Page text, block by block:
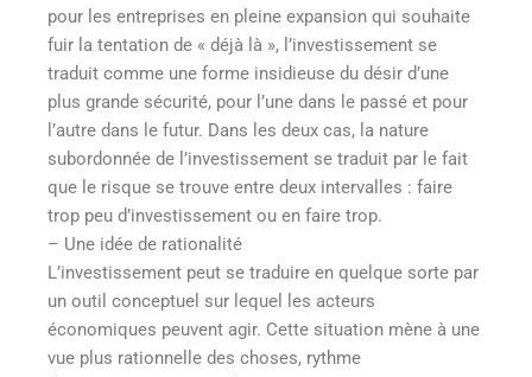
pour les entreprises en pleine expansion qui souhaite
fuir la tentation de « déjà là », l’investissement se
traduit comme une forme insidieuse du désir d’une
plus grande sécurité, pour l’une dans le passé et pour
l’autre dans le futur. Dans les deux cas, la nature
subordonnée de l’investissement se traduit par le fait
que le risque se trouve entre deux intervalles : faire
trop peu d’investissement ou en faire trop.
– Une idée de rationalité
L’investissement peut se traduire en quelque sorte par
un outil conceptuel sur lequel les acteurs
économiques peuvent agir. Cette situation mène à une
vue plus rationnelle des choses, rythme